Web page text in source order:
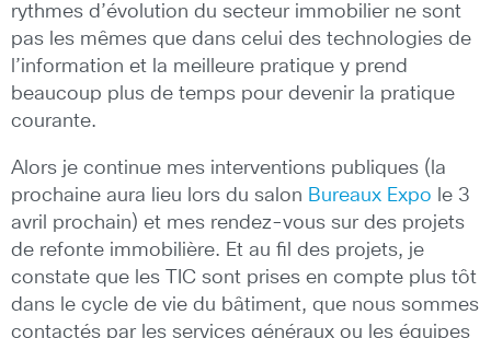
rythmes d’évolution du secteur immobilier ne sont
pas les mêmes que dans celui des technologies de
l’information et la meilleure pratique y prend
beaucoup plus de temps pour devenir la pratique
courante.
Alors je continue mes interventions publiques (la
prochaine aura lieu lors du salon Bureaux Expo le 3
avril prochain) et mes rendez-vous sur des projets
de refonte immobilière. Et au fil des projets, je
constate que les TIC sont prises en compte plus tôt
dans le cycle de vie du bâtiment, que nous sommes
contactés par les services généraux ou les équipes